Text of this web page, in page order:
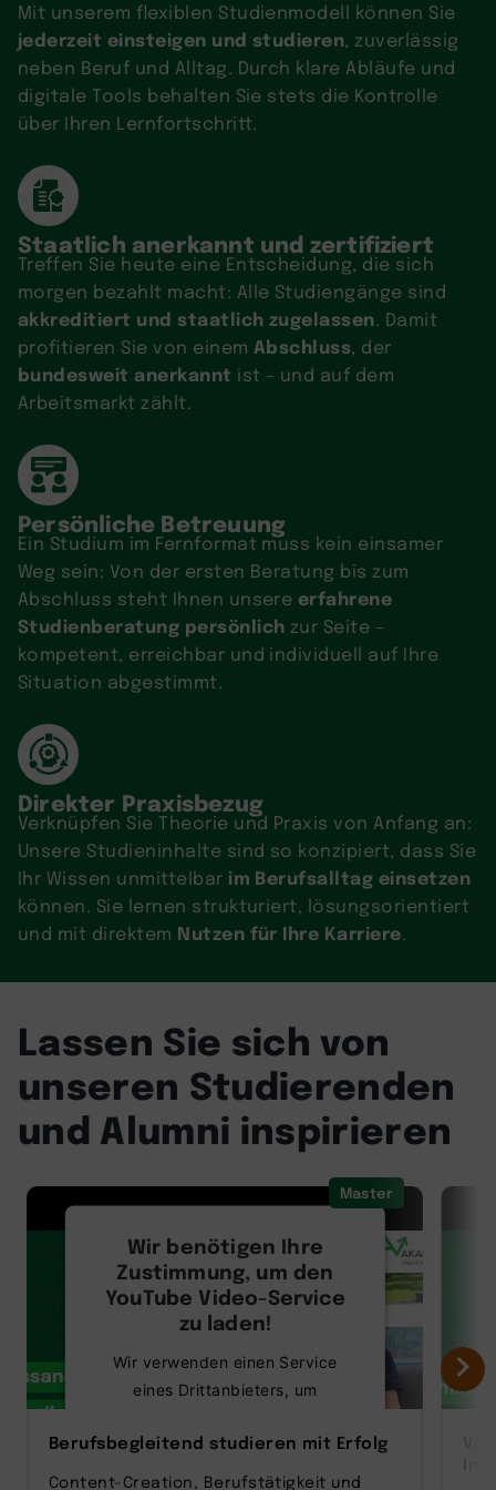
Mit unserem flexiblen Studienmodell können Sie
jederzeit einsteigen und studieren, zuverlässig
neben Beruf und Alltag. Durch klare Abläufe und
digitale Tools behalten Sie stets die Kontrolle
über Ihren Lernfortschritt.
Staatlich anerkannt und zertifiziert
Treffen Sie heute eine Entscheidung, die sich
morgen bezahlt macht: Alle Studiengänge sind
akkreditiert und staatlich zugelassen. Damit
profitieren Sie von einem Abschluss, der
bundesweit anerkannt ist – und auf dem
Arbeitsmarkt zählt.
Persönliche Betreuung
Ein Studium im Fernformat muss kein einsamer
Weg sein: Von der ersten Beratung bis zum
Abschluss steht Ihnen unsere erfahrene
Studienberatung persönlich zur Seite –
kompetent, erreichbar und individuell auf Ihre
Situation abgestimmt.
Direkter Praxisbezug
Verknüpfen Sie Theorie und Praxis von Anfang an:
Unsere Studieninhalte sind so konzipiert, dass Sie
Ihr Wissen unmittelbar im Berufsalltag einsetzen
können. Sie lernen strukturiert, lösungsorientiert
und mit direktem Nutzen für Ihre Karriere.
Lassen Sie sich von
unseren Studierenden
und Alumni inspirieren
Master
Wir benötigen Ihre
Zustimmung, um den
YouTube Video-Service
zu laden!
Wir verwenden einen Service
eines Drittanbieters, um
Service kann Daten zu Ihren
Aktivitäten sammeln. Bitte lesen
Berufsbegleitend studieren mit Erfolg
Content-Creation, Berufstätigkeit und